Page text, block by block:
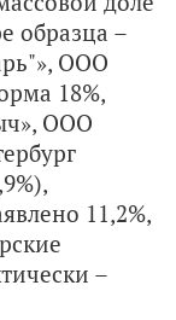
образца –
ООО
18%,
ООО
11,2%,
–